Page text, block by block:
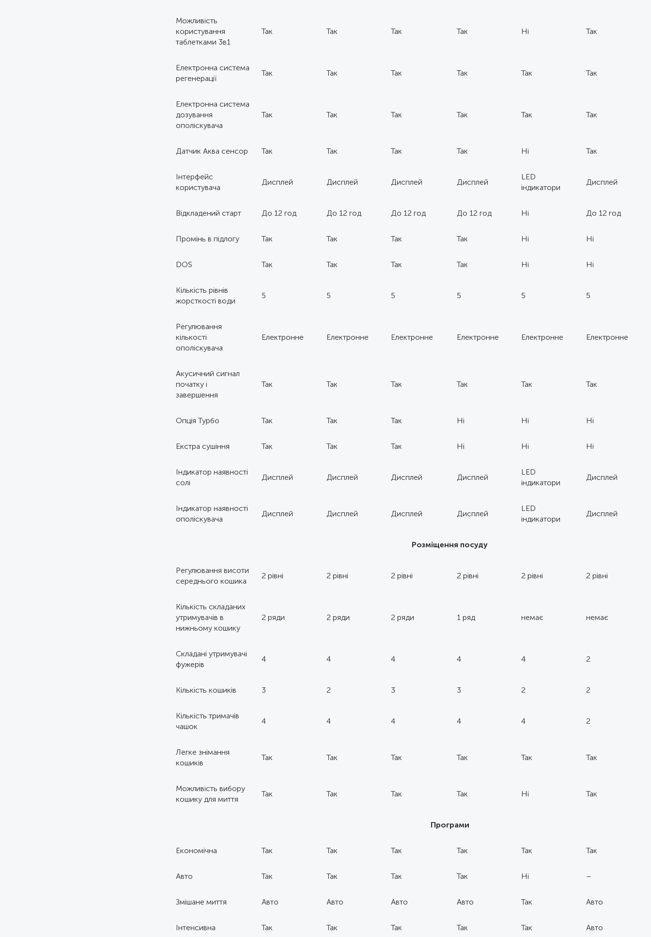
Можливість
користування
таблетками 3в1
Так Так Так Так Ні Так
Електронна система
регенерації
Так Так Так Так Так Так
Електронна система
дозування
ополіскувача
Так Так Так Так Так Так
Датчик Аква сенсор Так Так Так Так Ні Так
Інтерфейс
користувача
Дисплей Дисплей Дисплей Дисплей
LED
індикатори
Дисплей
Відкладений старт До 12 год До 12 год До 12 год До 12 год Ні До 12 год
Промінь в підлогу Так Так Так Так Ні Ні
DOS Так Так Так Так Ні Ні
Кількість рівнів
жорсткості води
5 5 5 5 5 5
Регулювання
кількості
ополіскувача
Електронне Електронне Електронне Електронне Електронне Електронне
Акусичний сигнал
початку і
завершення
Так Так Так Так Так Так
Опція Турбо Так Так Так Ні Ні Ні
Екстра сушіння Так Так Так Ні Ні Ні
Індикатор наявності
солі
Дисплей Дисплей Дисплей Дисплей
LED
індикатори
Дисплей
Індикатор наявності
ополіскувача
Дисплей Дисплей Дисплей Дисплей
LED
індикатори
Дисплей
Розміщення посуду
Регулювання висоти
середнього кошика
2 рівні 2 рівні 2 рівні 2 рівні 2 рівні 2 рівні
Кількість складаних
утримувачів в
нижньому кошику
2 ряди 2 ряди 2 ряди 1 ряд немає немає
Складані утримувачі
фужерів
4 4 4 4 4 2
Кількість кошиків 3 2 3 3 2 2
Кількість тримачів
чашок
4 4 4 4 4 2
Легке знімання
кошиків
Так Так Так Так Так Так
Можливість вибору
кошику для миття
Так Так Так Так Ні Так
Програми
Економічна Так Так Так Так Так Так
Авто Так Так Так Так Ні –
Змішане миття Авто Авто Авто Авто Так Авто
Інтенсивна Так Так Так Так Так Авто